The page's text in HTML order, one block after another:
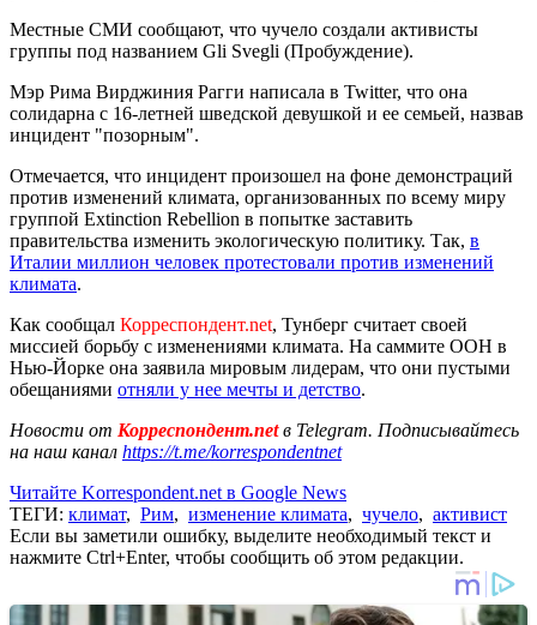
Местные СМИ сообщают, что чучело создали активисты
группы под названием Gli Svegli (Пробуждение).
Мэр Рима Вирджиния Рагги написала в Twitter, что она
солидарна с 16-летней шведской девушкой и ее семьей, назвав
инцидент "позорным".
Отмечается, что инцидент произошел на фоне демонстраций
против изменений климата, организованных по всему миру
группой Extinction Rebellion в попытке заставить
правительства изменить экологическую политику. Так, в
Италии миллион человек протестовали против изменений
климата.
Как сообщал Корреспондент.net, Тунберг считает своей
миссией борьбу с изменениями климата. На саммите ООН в
Нью-Йорке она заявила мировым лидерам, что они пустыми
обещаниями отняли у нее мечты и детство.
Новости от Корреспондент.netв Telegram. Подписывайтесь
на наш канал https://t.me/korrespondentnet
Читайте Korrespondent.net в Google News
ТЕГИ: климат, Рим, изменение климата, чучело, активист
Если вы заметили ошибку, выделите необходимый текст и
нажмите Ctrl+Enter, чтобы сообщить об этом редакции.